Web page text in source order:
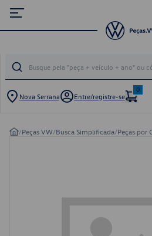
Nova Serrana Entre/registre-se
0
/Peças VW/Busca Simplificada/Peças por